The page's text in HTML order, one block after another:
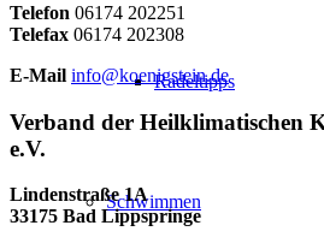
Radeltipps
Schwimmen
Telefon 06174 202251
Telefax 06174 202308
E-Mail info@koenigstein.de
Verband der Heilklimatischen
e.V.
Lindenstraße 1A
33175 Bad Lippspringe